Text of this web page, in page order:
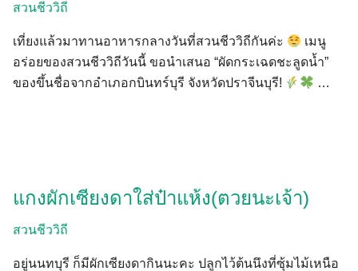
สวนชีววิถี
เที่ยงแล้วมาทานอาหารกลางวันที่สวนชีววิถีกันค่ะ
เมนู
อร่อยของสวนชีววิถีวันนี้ ขอนำเสนอ “ผัดกระเฉดชะลูดน้ำ”
ของขึ้นชื่อจากอำเภอกบินทร์บุรี จังหวัดปราจีนบุรี!
…
แกงผักเซียงดาใส่ป๋าแห้ง(ตวยนะเจ้า)
สวนชีววิถี
อยู่นนทบุรี ก็มีผักเซียงดากินนะคะ ปลูกไว้ต้นนึงที่ซุ้มไม้เหนือ